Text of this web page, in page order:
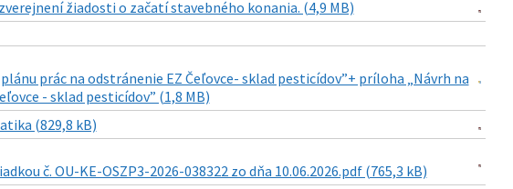
žiadosti o začatí stavebného konania. (4,9 MB)
prác na odstránenie EZ Čeľovce- sklad pesticídov”+ príloha „Návrh na
- sklad pesticídov” (1,8 MB)
(829,8 kB)
č. OU-KE-OSZP3-2026-038322 zo dňa 10.06.2026.pdf (765,3 kB)